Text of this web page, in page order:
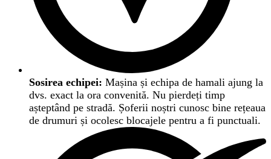
Sosirea echipei: Mașina și echipa de hamali ajung la
dvs. exact la ora convenită. Nu pierdeți timp
așteptând pe stradă. Șoferii noștri cunosc bine rețeaua
de drumuri și ocolesc blocajele pentru a fi punctuali.